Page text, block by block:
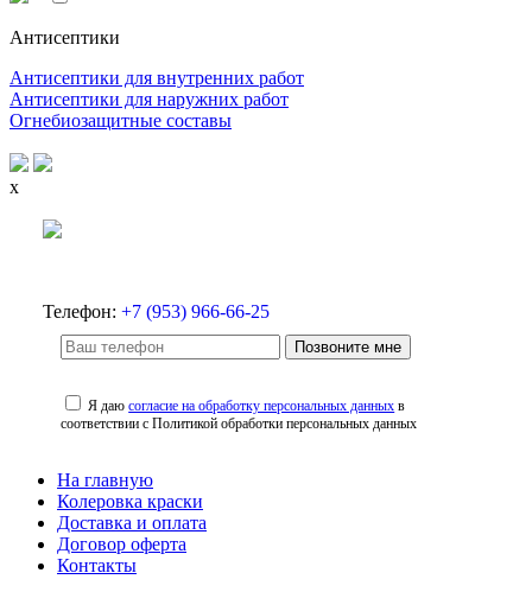
Антисептики
Антисептики для внутренних работ
Антисептики для наружних работ
Огнебиозащитные составы
x
Телефон: +7 (953) 966-66-25
Позвоните мне
Я даюсогласие на обработку персональных данных в
соответствии с Политикой обработки персональных данных
На главную
Колеровка краски
Доставка и оплата
Договор оферта
Контакты